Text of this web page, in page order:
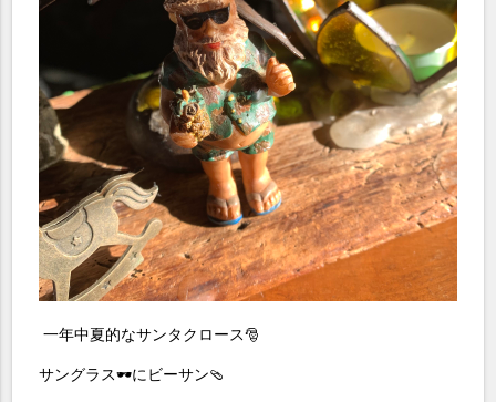
一年中夏的なサンタクロース🎅
サングラス🕶️にビーサン🩴